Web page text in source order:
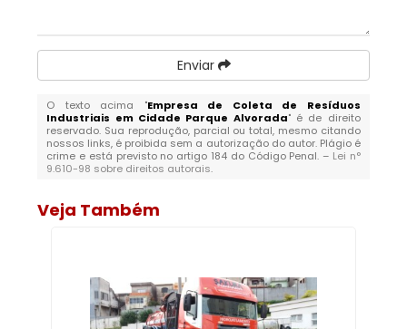
Enviar
O texto acima "Empresa de Coleta de Resíduos
Industriais em Cidade Parque Alvorada" é de direito
reservado. Sua reprodução, parcial ou total, mesmo citando
nossos links, é proibida sem a autorização do autor. Plágio é
crime e está previsto no artigo 184 do Código Penal. – Lei n°
9.610-98 sobre direitos autorais.
Veja Também